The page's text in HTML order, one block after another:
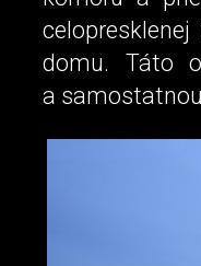
domu. Táto
a